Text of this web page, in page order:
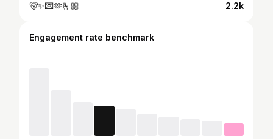
🐻✨💌🫶🫰🏼 2.2k
Engagement rate benchmark